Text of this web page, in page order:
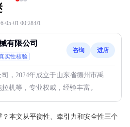
05-01 00:28:01
有限公司
实性核验
咨询 进店
，2024年成立于山东省德州市禹
机等，专业权威，经验丰富。
本文从平衡性、牵引力和安全性三个